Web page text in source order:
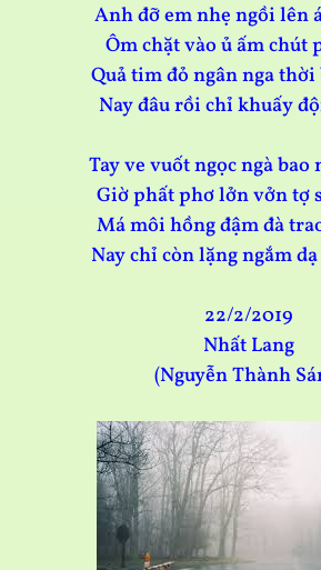
Anh đỡ em nhẹ ngồi lên
Ôm chặt vào ủ ấm chút
Quả tim đỏ ngân nga
Nay đâu rồi chỉ khuấy
Tay ve vuốt ngọc ngà bao
Giờ phất phơ lởn vởn tợ
Má môi hồng đậm đà
Nay chỉ còn lặng ngắm
22/2/2019
Nhất Lang
(Nguyễn Thành